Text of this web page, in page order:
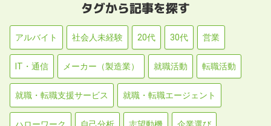
タグから記事を探す
アルバイト 社会人未経験 20代 30代 営業
IT・通信 メーカー（製造業） 就職活動 転職活動
就職・転職支援サービス 就職・転職エージェント